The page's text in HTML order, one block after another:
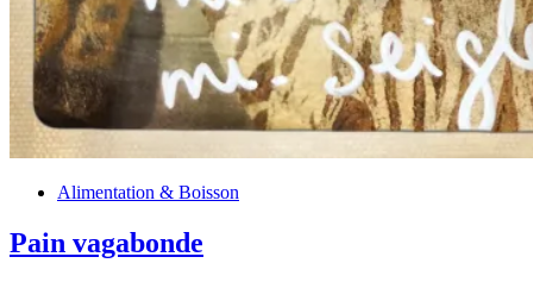
Alimentation & Boisson
Pain vagabonde